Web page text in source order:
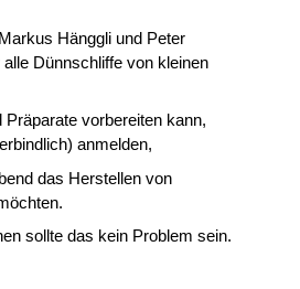
Hänggli und Peter
Dünnschliffe von kleinen
Präparate vorbereiten kann,
anmelden,
das Herstellen von
sollte das kein Problem sein.